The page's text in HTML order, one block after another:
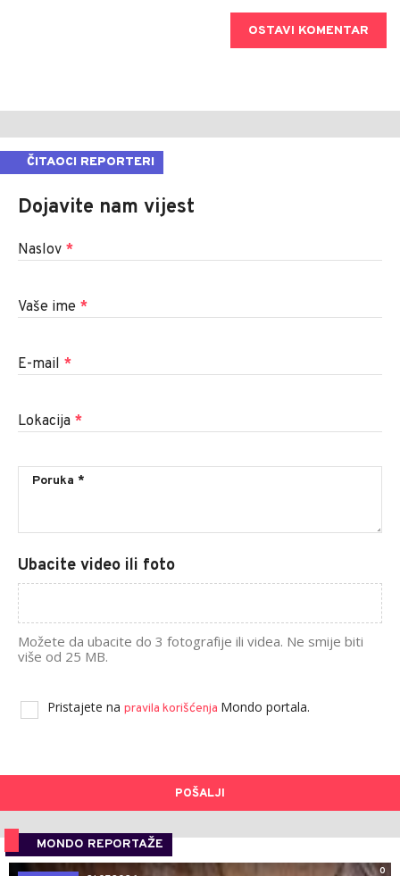
OSTAVI KOMENTAR
ČITAOCI REPORTERI
Dojavite nam vijest
Naslov *
Vaše ime *
E-mail *
Lokacija *
Ubacite video ili foto
Možete da ubacite do 3 fotografije ili videa. Ne smije biti
više od 25 MB.
Pristajete na pravila korišćenja Mondo portala.
POŠALJI
MONDO REPORTAŽE
0